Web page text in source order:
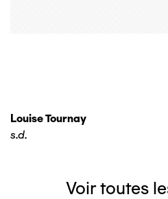
Louise Tournay
s.d.
Voir toutes